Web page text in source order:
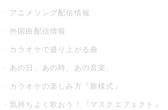
アニメソング配信情報
外国曲配信情報
カラオケで盛り上がる曲
あの日、あの時、あの音楽。
カラオケの楽しみ方『新様式』
気持ちよく歌おう！『マスクエフェクト』